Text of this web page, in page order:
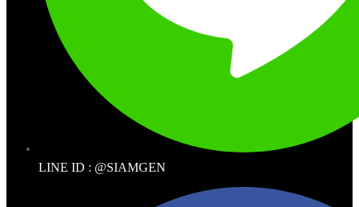
LINE ID : @SIAMGEN